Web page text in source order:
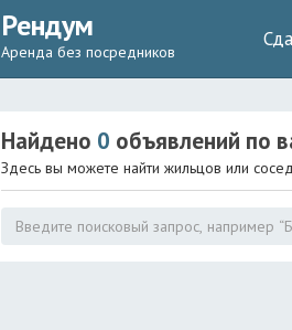
Рендум
Аренда без посредников
Найдено 0 объявлений по
Здесь вы можете найти жильцов или